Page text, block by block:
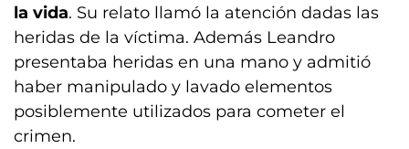
la vida. Su relato llamó la atención dadas las
heridas de la víctima. Además Leandro
presentaba heridas en una mano y admitió
haber manipulado y lavado elementos
posiblemente utilizados para cometer el
crimen.